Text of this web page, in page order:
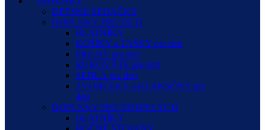
DETSKÉ SEDAČKY
DOPLNKY PRE DETI
BLATNÍKY
KOŠÍKY a TAŠKY pre deti
PRILBY pre deti
RUKOVÄTE pre deti
SEDLÁ pre deti
ZVONČEKY a KLAKSÓNY pre
deti
DOPLNKY PRE DOSPELÝCH
BLATNÍKY